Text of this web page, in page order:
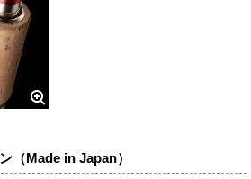
（Made in Japan）